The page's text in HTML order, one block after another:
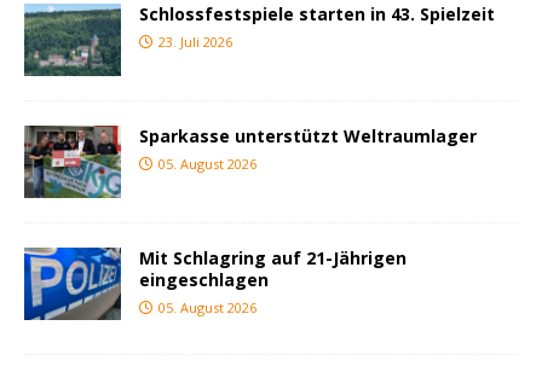
Schlossfestspiele starten in 43. Spielzeit
23. Juli 2026
Sparkasse unterstützt Weltraumlager
05. August 2026
Mit Schlagring auf 21-Jährigen
eingeschlagen
05. August 2026